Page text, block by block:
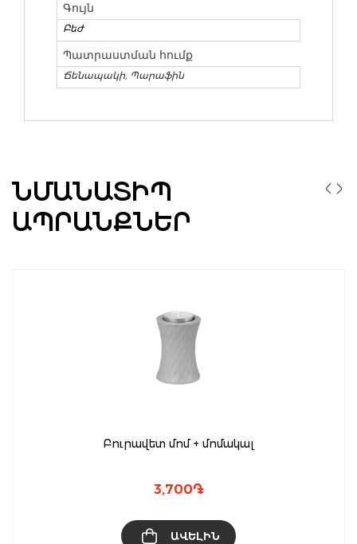
Գույն
Բեժ
Պատրաստման հումք
Ճենապակի, Պարաֆին
ՆՄԱՆԱՏԻՊ
ԱՊՐԱՆՔՆԵՐ
Բուրավետ մոմ + մոմակալ
3,700֏
ԱՎԵԼԻՆ